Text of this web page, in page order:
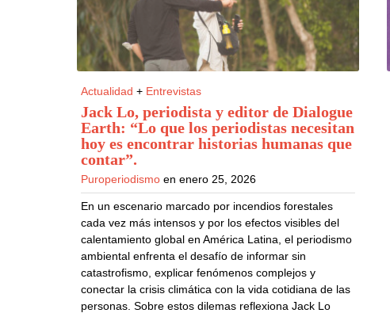
Actualidad + Entrevistas
Jack Lo, periodista y editor de Dialogue
Earth: “Lo que los periodistas necesitan
hoy es encontrar historias humanas que
contar”.
Puroperiodismo en enero 25, 2026
En un escenario marcado por incendios forestales
cada vez más intensos y por los efectos visibles del
calentamiento global en América Latina, el periodismo
ambiental enfrenta el desafío de informar sin
catastrofismo, explicar fenómenos complejos y
conectar la crisis climática con la vida cotidiana de las
personas. Sobre estos dilemas reflexiona Jack Lo